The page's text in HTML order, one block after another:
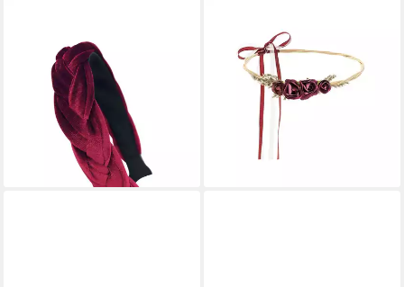
Flechtoptik, Trachten
geflochten Vintage Damen
Haareifen Haarband
14,99 €
lieferbar - in 3-4 Werktagen bei dir
Diadem, Blumenkranz für
Haare 18cm Haarkranz mit
Blumen Weinrot / Bordeaux
lieferbar - in 3-4 Werktagen bei dir